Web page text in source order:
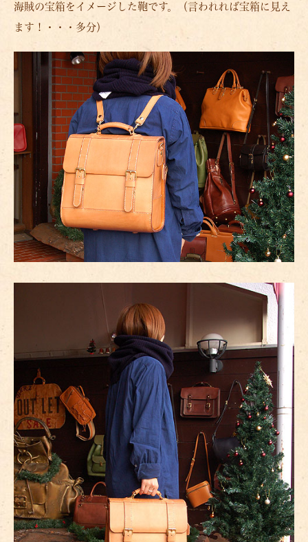
海賊の宝箱をイメージした鞄です。（言われれば宝箱に見え
ます！・・・多分）